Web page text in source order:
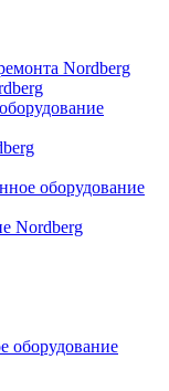
Nordberg
оборудование
Nordberg
оборудование